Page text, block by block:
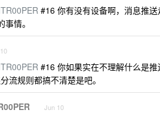
#16 你有没有设备啊，消息推
情。
#16 你如果实在不理解什么是
流规则都搞不清楚是吧。
Jun 10